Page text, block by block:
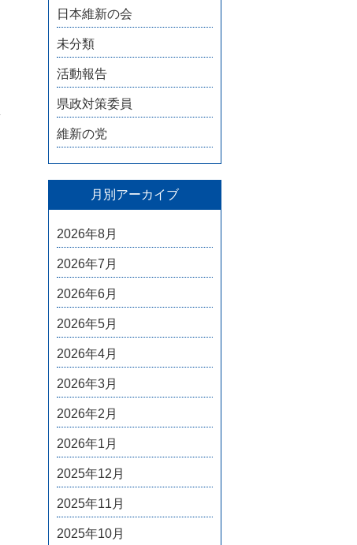
日本維新の会
未分類
活動報告
県政対策委員
維新の党
月別アーカイブ
2026年8月
2026年7月
2026年6月
2026年5月
2026年4月
2026年3月
2026年2月
2026年1月
2025年12月
2025年11月
2025年10月